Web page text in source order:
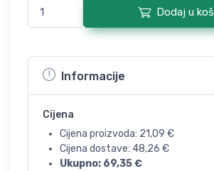
Dodaj u
Informacije
Cijena
Cijena proizvoda: 21,09 €
Cijena dostave: 48,26 €
Ukupno: 69,35€